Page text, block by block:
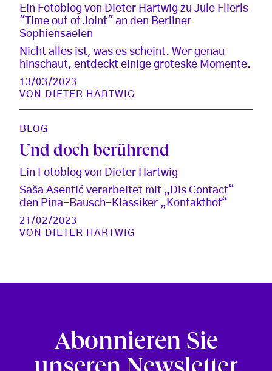
Ein Fotoblog von Dieter Hartwig zu Jule Flierls
"Time out of Joint" an den Berliner
Sophiensaelen
Nicht alles ist, was es scheint. Wer genau
hinschaut, entdeckt einige groteske Momente.
13/03/2023
VON
DIETER HARTWIG
BLOG
Und doch berührend
Ein Fotoblog von Dieter Hartwig
Saša Asentić verarbeitet mit „Dis Contact“
den Pina-Bausch-Klassiker „Kontakthof“
21/02/2023
VON
DIETER HARTWIG
Abonnieren Sie